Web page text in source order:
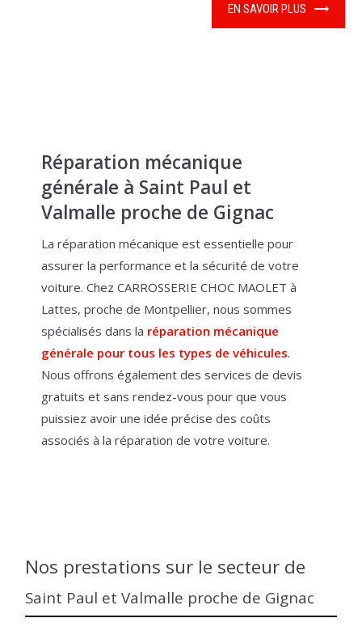
EN SAVOIR PLUS
Réparation mécanique
générale à Saint Paul et
Valmalle proche de Gignac
La réparation mécanique est essentielle pour
assurer la performance et la sécurité de votre
voiture. Chez CARROSSERIE CHOC MAOLET à
Lattes, proche de Montpellier, nous sommes
spécialisés dans la réparation mécanique
générale pour tous les types de véhicules.
Nous offrons également des services de devis
gratuits et sans rendez-vous pour que vous
puissiez avoir une idée précise des coûts
associés à la réparation de votre voiture.
Nos prestations sur le secteur de
Saint Paul et Valmalle proche de Gignac